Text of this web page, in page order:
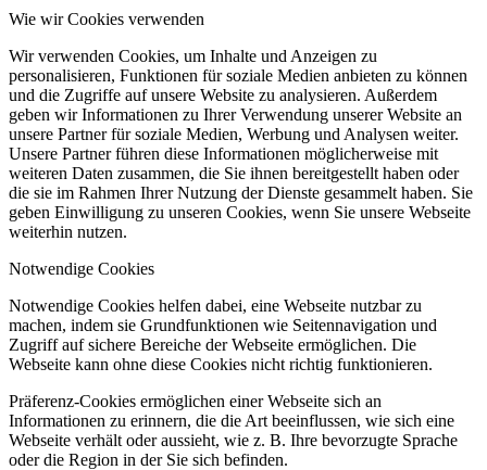
Wie wir Cookies verwenden
Wir verwenden Cookies, um Inhalte und Anzeigen zu
personalisieren, Funktionen für soziale Medien anbieten zu können
und die Zugriffe auf unsere Website zu analysieren. Außerdem
geben wir Informationen zu Ihrer Verwendung unserer Website an
unsere Partner für soziale Medien, Werbung und Analysen weiter.
Unsere Partner führen diese Informationen möglicherweise mit
weiteren Daten zusammen, die Sie ihnen bereitgestellt haben oder
die sie im Rahmen Ihrer Nutzung der Dienste gesammelt haben. Sie
geben Einwilligung zu unseren Cookies, wenn Sie unsere Webseite
weiterhin nutzen.
Notwendige Cookies
Notwendige Cookies helfen dabei, eine Webseite nutzbar zu
machen, indem sie Grundfunktionen wie Seitennavigation und
Zugriff auf sichere Bereiche der Webseite ermöglichen. Die
Webseite kann ohne diese Cookies nicht richtig funktionieren.
Präferenz-Cookies ermöglichen einer Webseite sich an
Informationen zu erinnern, die die Art beeinflussen, wie sich eine
Webseite verhält oder aussieht, wie z. B. Ihre bevorzugte Sprache
oder die Region in der Sie sich befinden.